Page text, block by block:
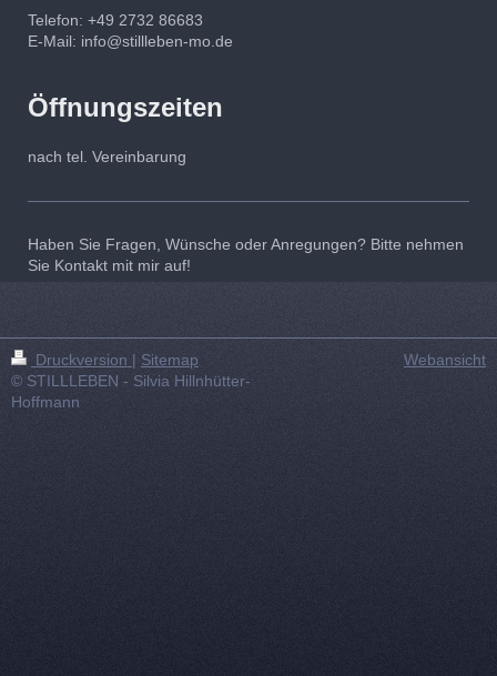
Telefon: +49 2732 86683
E-Mail: info@stillleben-mo.de
Öffnungszeiten
nach tel. Vereinbarung
Haben Sie Fragen, Wünsche oder Anregungen? Bitte nehmen
Sie Kontakt mit mir auf!
Druckversion | Sitemap
© STILLLEBEN - Silvia Hillnhütter-
Hoffmann
Webansicht